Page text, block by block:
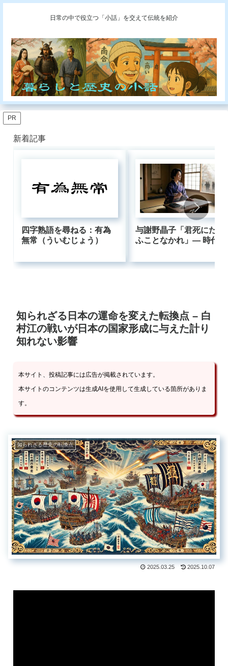
日常の中で役立つ「小話」を交えて伝統を紹介
PR
新着記事
四字熟語を尋ねる：有為
無常（ういむじょう）
与謝野晶子「君死にたま
ふことなかれ」― 時代に
今も響くのか
知られざる日本の運命を変えた転換点 – 白
村江の戦いが日本の国家形成に与えた計り
知れない影響
本サイト、投稿記事には広告が掲載されています。
本サイトのコンテンツは生成AIを使用して生成している箇所がありま
す。
知られざる歴史の転換点
2025.03.25 2025.10.07